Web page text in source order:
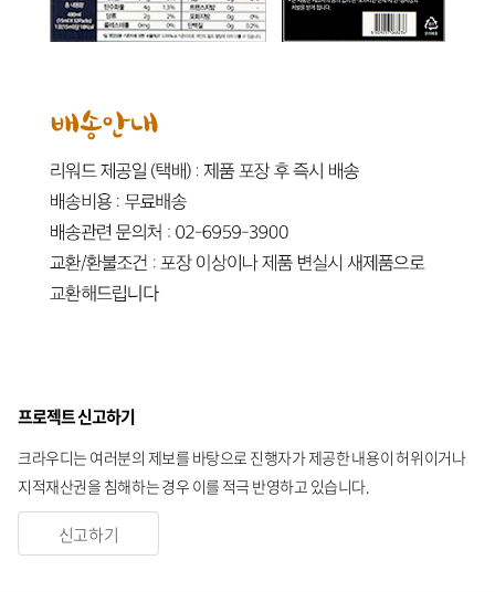
프로젝트 신고하기
크라우디는 여러분의 제보를 바탕으로 진행자가 제공한 내용이 허위이거나
지적재산권을 침해하는 경우 이를 적극 반영하고 있습니다.
신고하기